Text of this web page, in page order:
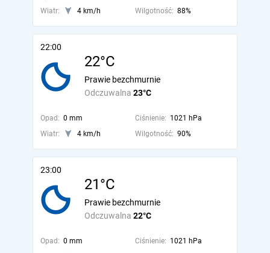
Wiatr:
4 km/h Wilgotność: 88%
22:00
22°C
Odczuwalna 23°C
Prawie bezchmurnie
Opad: 0 mm Ciśnienie: 1021 hPa
Wiatr:
4 km/h Wilgotność: 90%
23:00
21°C
Odczuwalna 22°C
Prawie bezchmurnie
Opad: 0 mm Ciśnienie: 1021 hPa